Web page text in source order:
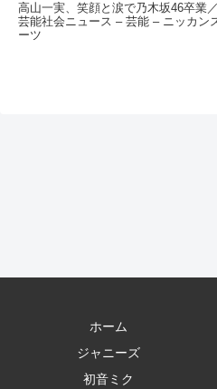
高山一実、笑顔と涙で乃木坂46卒業
芸能社会ニュース – 芸能 – ニッカン
ーツ
ホーム
ジャニーズ
初音ミク